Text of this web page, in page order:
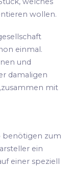
wollen.
einmal.
und
damaligen
mit
benötigen zum
ein
einer speziell